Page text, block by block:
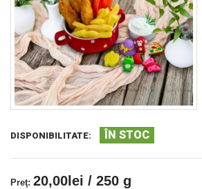
DISPONIBILITATE: ÎN STOC
Preţ: 20,00lei / 250 g